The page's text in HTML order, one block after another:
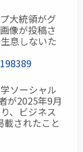
大統領がグ
像が投稿さ
息しないた
ソーシャル
が2025年9月
、ビジネス
されたこと